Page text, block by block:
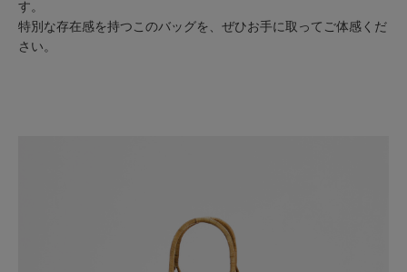
す。
特別な存在感を持つこのバッグを、ぜひお手に取ってご体感くだ
さい。